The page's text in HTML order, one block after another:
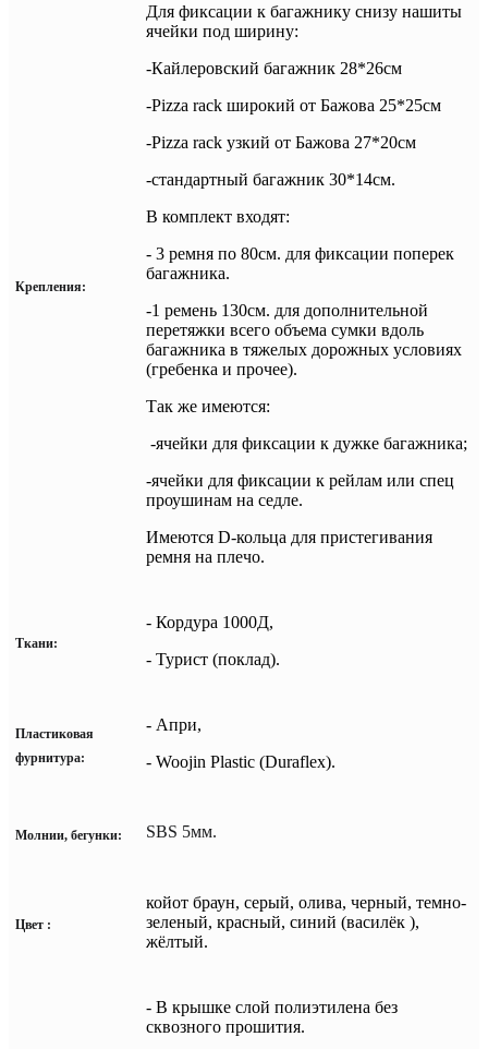
Крепления:
Для фиксации к багажнику снизу нашиты
ячейки под ширину:
-Кайлеровский багажник 28*26см
-Pizza rack широкий от Бажова 25*25см
-Pizza rack узкий от Бажова 27*20см
-стандартный багажник 30*14см.
В комплект входят:
- 3 ремня по 80см. для фиксации поперек
багажника.
-1 ремень 130см. для дополнительной
перетяжки всего объема сумки вдоль
багажника в тяжелых дорожных условиях
(гребенка и прочее).
Так же имеются:
-ячейки для фиксации к дужке багажника;
-ячейки для фиксации к рейлам или спец
проушинам на седле.
Имеются D-кольца для пристегивания
ремня на плечо.
Ткани:
- Кордура 1000Д,
- Турист (поклад).
Пластиковая
фурнитура:
- Апри,
- Woojin Plastiс (Duraflex).
Молнии, бегунки: SBS 5мм.
Цвет :
койот браун, серый, олива, черный, темно-
зеленый, красный, синий (василёк ),
жёлтый.
- В крышке слой полиэтилена без
сквозного прошития.